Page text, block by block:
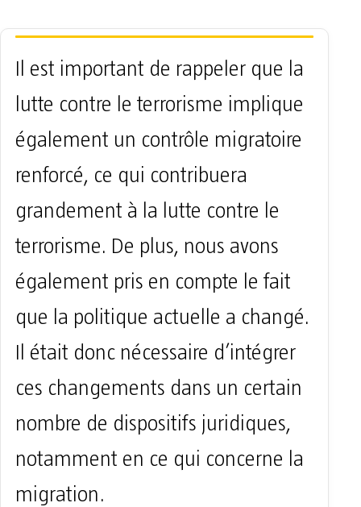
Il est important de rappeler que la
lutte contre le terrorisme implique
également un contrôle migratoire
renforcé, ce qui contribuera
grandement à la lutte contre le
terrorisme. De plus, nous avons
également pris en compte le fait
que la politique actuelle a changé.
Il était donc nécessaire d’intégrer
ces changements dans un certain
nombre de dispositifs juridiques,
notamment en ce qui concerne la
migration.